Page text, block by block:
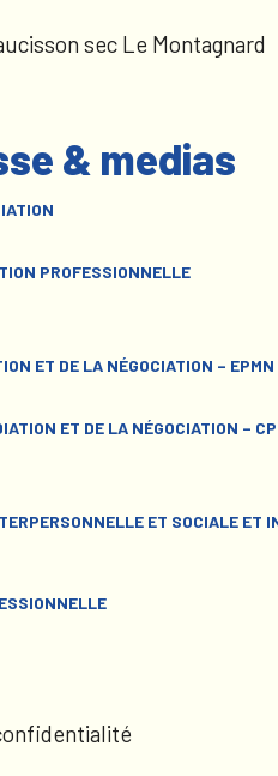
sec Le Montagnard
& medias
PROFESSIONNELLE
ET DE LA NÉGOCIATION – EPMN
ET DE LA NÉGOCIATION –
ET SOCIALE ET